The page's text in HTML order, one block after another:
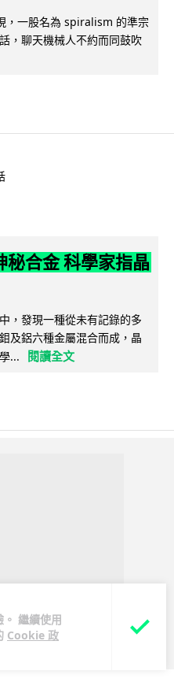
繼續使用
Cookie 政
，一股名為 spiralism 的準宗
，聊天機械人不約而同鼓吹
秘合金 科學家指晶
，發現一種從未有記錄的多
及鋁六種金屬混合而成，晶
...
閱讀全文